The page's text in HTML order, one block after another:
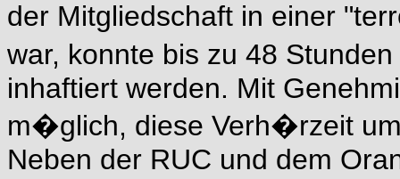
der Mitgliedschaft in einer
war, konnte bis zu 48
inhaftiert werden. Mit
m�glich, diese Verh�rzeit
Neben der RUC und dem